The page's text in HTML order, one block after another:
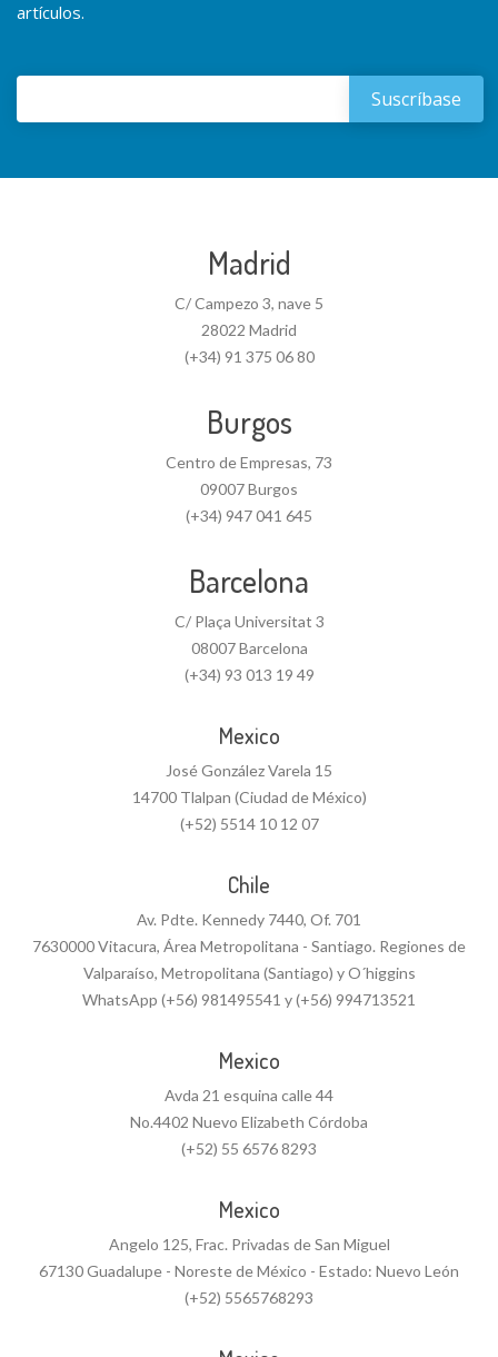
artículos.
Madrid
C/ Campezo 3, nave 5
28022 Madrid
(+34) 91 375 06 80
Burgos
Centro de Empresas, 73
09007 Burgos
(+34) 947 041 645
Barcelona
C/ Plaça Universitat 3
08007 Barcelona
(+34) 93 013 19 49
Mexico
José González Varela 15
14700 Tlalpan (Ciudad de México)
(+52) 5514 10 12 07
Chile
Av. Pdte. Kennedy 7440, Of. 701
7630000 Vitacura, Área Metropolitana - Santiago. Regiones de
Valparaíso, Metropolitana (Santiago) y O´higgins
WhatsApp (+56) 981495541 y (+56) 994713521
Mexico
Avda 21 esquina calle 44
No.4402 Nuevo Elizabeth Córdoba
(+52) 55 6576 8293
Mexico
Angelo 125, Frac. Privadas de San Miguel
67130 Guadalupe - Noreste de México - Estado: Nuevo León
(+52) 5565768293